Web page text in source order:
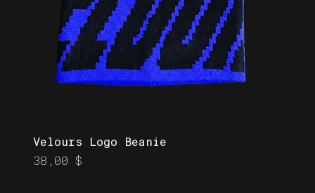
Velours Logo Beanie
Prix
38,00 $